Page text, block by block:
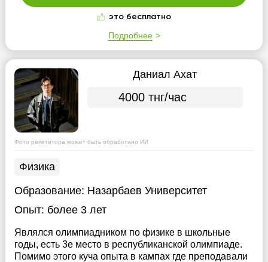
это бесплатно
Подробнее
Даниал Ахат
4000 тнг/час
Фото репетитора может быть обработано ИИ
Физика
Образование: Назарбаев Университет
Опыт: более 3 лет
Являлся олимпиадником по физике в школьные
годы, есть 3е место в республиканской олимпиаде.
Помимо этого куча опыта в кампах где преподавали